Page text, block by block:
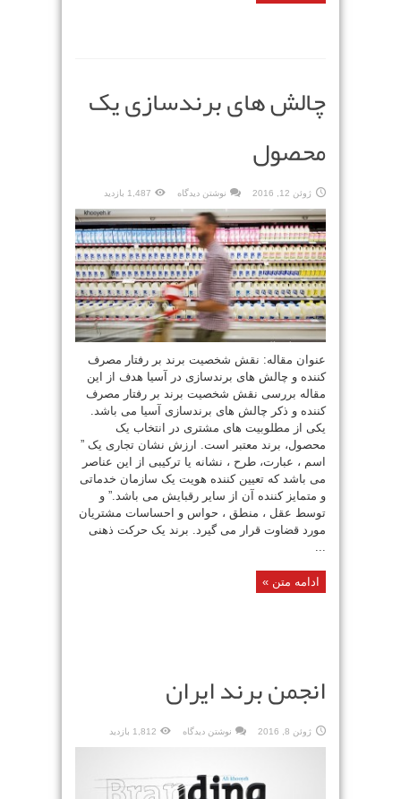
چالش های برندسازی یک
محصول
ژوئن 12, 2016 نوشتن دیدگاه 1,487 بازدید
عنوان مقاله: نقش شخصیت برند بر رفتار مصرف
کننده و چالش های برندسازی در آسیا هدف از این
مقاله بررسی نقش شخصیت برند بر رفتار مصرف
کننده و ذکر چالش های برندسازی آسیا می باشد.
یکی از مطلوبیت های مشتری در انتخاب یک
محصول، برند معتبر است. ارزش نشان تجاری یک ”
اسم ، عبارت، طرح ، نشانه یا ترکیبی از این عناصر
می باشد که تعیین کننده هویت یک سازمان خدماتی
و متمایز کننده آن از سایر رقبایش می باشد.” و
توسط عقل ، منطق ، حواس و احساسات مشتریان
مورد قضاوت قرار می گیرد. برند یک حرکت ذهنی
...
ادامه متن »
انجمن برند ایران
ژوئن 8, 2016 نوشتن دیدگاه 1,812 بازدید